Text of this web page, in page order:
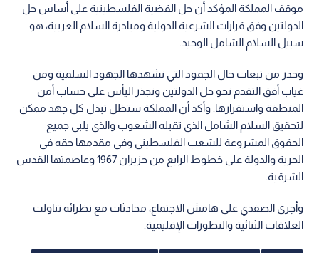
موقف المملكة المؤكد أن حل القضية الفلسطينية على أساس حل
الدولتين وفق قرارات الشرعية الدولية ومبادرة السلام العربية، هو
سبيل السلام الشامل الوحيد.
وحذر من تبعات حال الجمود التي تشهدها الجهود السلمية ومن
غياب أفق التقدم نحو حل الدولتين وتجذر اليأس على حساب أمن
المنطقة واستقرارها. وأكد أن المملكة ستظل تبذل كل جهد ممكن
لتحقيق السلام الشامل الذي تقبله الشعوب والذي يلبي جميع
الحقوق المشروعة للشعب الفلسطيني وفي مقدمها حقه في
الحرية والدولة على خطوط الرابع من حزيران 1967 وعاصمتها القدس
الشرقية.
وأجرى الصفدي على هامش الاجتماع، محادثات مع نظرائه تناولت
العلاقات الثنائية والتطورات الإقليمية.